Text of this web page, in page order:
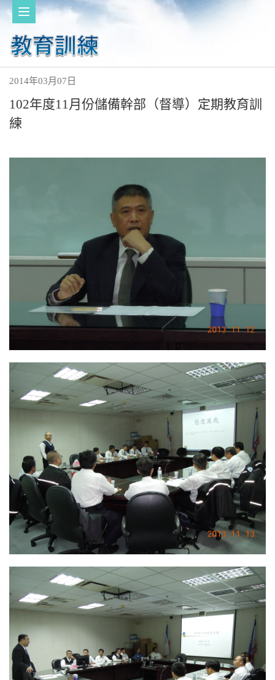
2014年03月07日
102年度11月份儲備幹部（督導）定期教育訓
練